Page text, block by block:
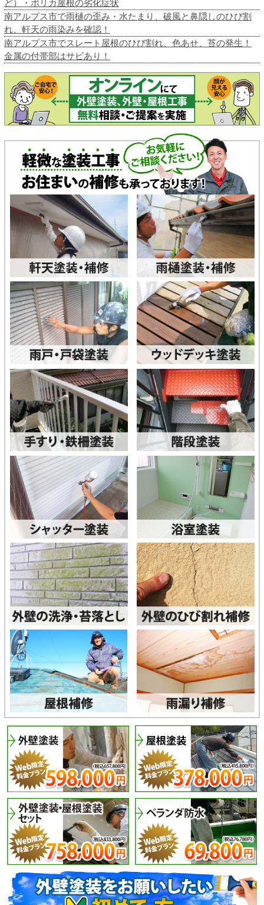
ど）・ポリカ屋根の劣化症状
南アルプス市で雨樋の歪み・水たまり、破風と鼻隠しのひび割
れ、軒天の雨染みを確認！
南アルプス市でスレート屋根のひび割れ、色あせ、苔の発生！
金属の付帯部はサビあり！